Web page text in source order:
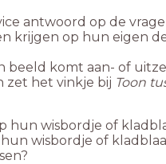
antwoord op de
op hun eigen
komt aan- of
zet het vinkje bij Toon
hun wisbordje of
wisbordje of